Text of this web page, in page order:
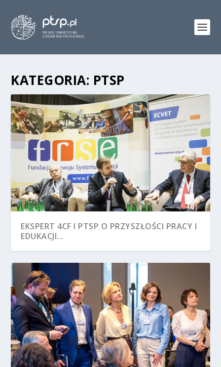
KATEGORIA: PTSP
EKSPERT 4CF I PTSP O PRZYSZŁOŚCI PRACY I
EDUKACJI...